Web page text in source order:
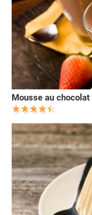
Mousse au chocolat